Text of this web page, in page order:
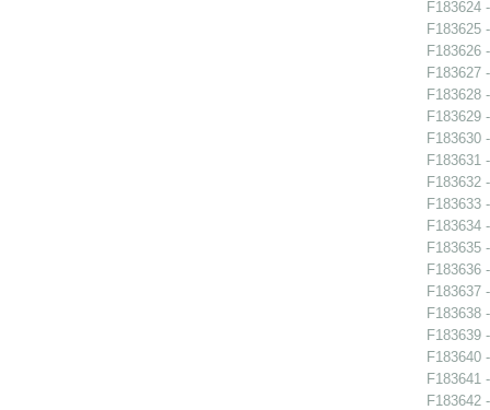
F183624
F183625
F183626
F183627
F183628
F183629
F183630
F183631
F183632
F183633
F183634
F183635
F183636
F183637
F183638
F183639
F183640
F183641
F183642